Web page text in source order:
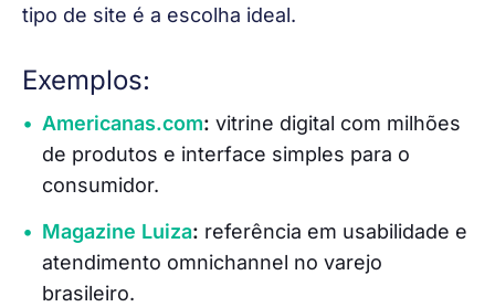
tipo de site é a escolha ideal.
Exemplos:
Americanas.com: vitrine digital com milhões
de produtos e interface simples para o
consumidor.
Magazine Luiza: referência em usabilidade e
atendimento omnichannel no varejo
brasileiro.